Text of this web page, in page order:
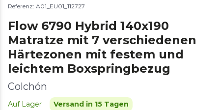
Referenz: A01_EU01_112727
Flow 6790 Hybrid 140x190
Matratze mit 7 verschiedenen
Härtezonen mit festem und
leichtem Boxspringbezug
Colchón
Auf Lager Versand in 15 Tagen